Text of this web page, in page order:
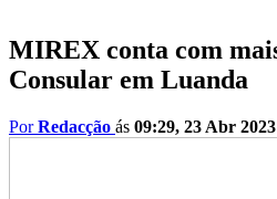
MIREX conta com
Consular em Luanda
PorRedacção ás 09:29, 23 Abr 2023